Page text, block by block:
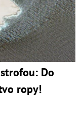
Do
ropy!